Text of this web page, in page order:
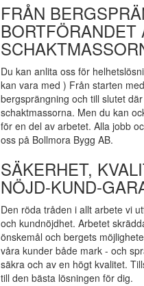
FRÅN
BORTFÖRANDET
Du kan anlita oss för
kan vara med ) Från starten
bergsprängning och till slutet
schaktmassorna. Men du kan
för en del av arbetet. Alla jobb
oss på Bollmora Bygg AB.
SÄKERHET,
NÖJD-KUND-
Den röda tråden i allt arbete vi
och kundnöjdhet. Arbetet
önskemål och bergets
våra kunder både mark - och
säkra och av en högt kvalitet.
till den bästa lösningen för dig.